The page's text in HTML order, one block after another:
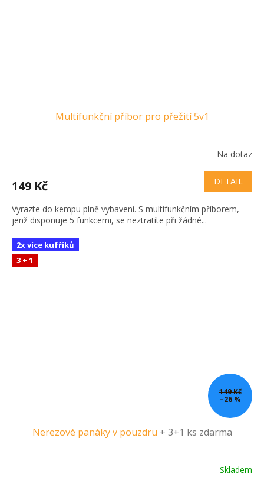
Multifunkční příbor pro přežití 5v1
Na dotaz
149 Kč DETAIL
Vyrazte do kempu plně vybaveni. S multifunkčním příborem,
jenž disponuje 5 funkcemi, se neztratíte při žádné...
2x více kufříků
3 + 1
149 Kč
–26 %
Nerezové panáky v pouzdru + 3+1 ks zdarma
Skladem